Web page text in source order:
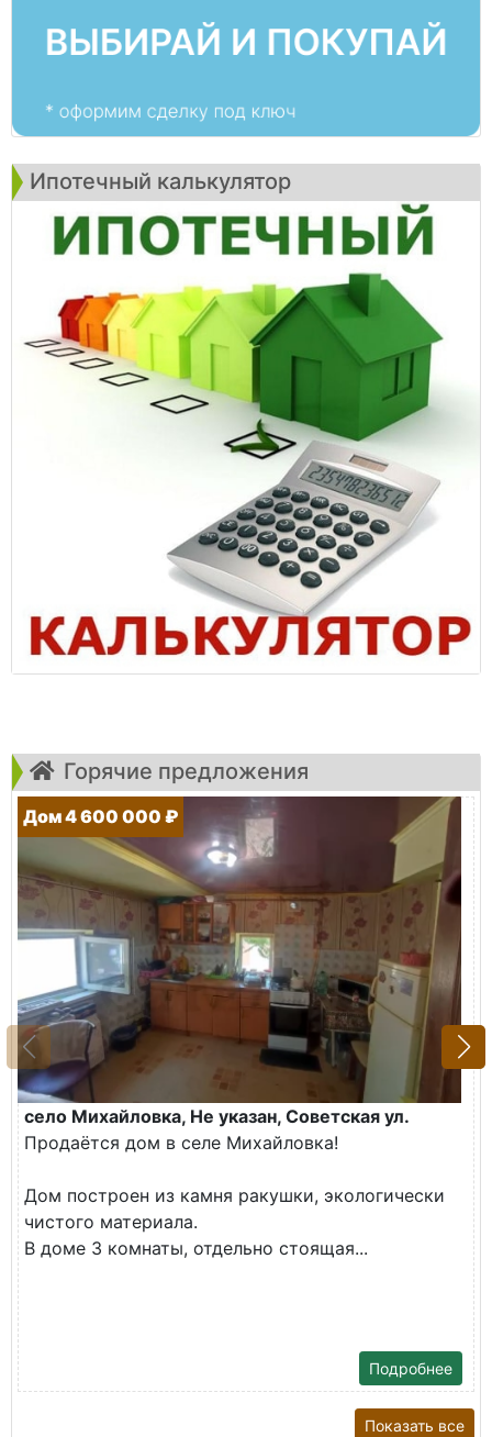
Ипотечный калькулятор
Горячие предложения
Дом 4 600 000 ₽
село Михайловка, Не указан, Советская ул.
Продаётся дом в селе Михайловка!
Дом построен из камня ракушки, экологически
чистого материала.
В доме 3 комнаты, отдельно стоящая...
Подробнее
Показать все